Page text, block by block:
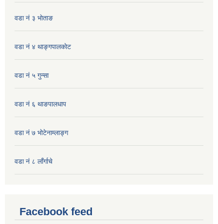
वडा नं ३ भाेताङ
वडा नं ४ थाङ्गपालकाेट
वडा नं ५ गुन्सा
वडा नं ६ थाङपालधाप
वडा नं ७ भाेटेनाम्लाङ्ग
वडा नं ८ लाँर्गाचे
Facebook feed